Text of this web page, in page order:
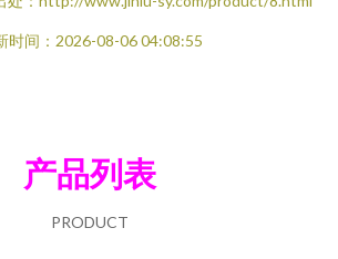
时间：2026-08-06 04:08:55
产品列表
PRODUCT